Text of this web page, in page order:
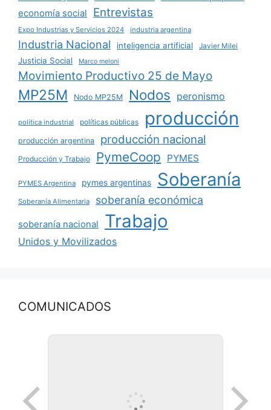
economía social Entrevistas
Expo Industrias y Servicios 2024 industria argentina
Industria Nacional inteligencia artificial Javier Milei
Justicia Social Marco meloni
Movimiento Productivo 25 de Mayo
MP25M Nodo MP25M Nodos peronismo
política industrial políticas públicas producción
producción argentina producción nacional
Producción y Trabajo PymeCoop PYMES
PYMES Argentina pymes argentinas Soberanía
Soberanía Alimentaria soberanía económica
soberanía nacional Trabajo
Unidos y Movilizados
COMUNICADOS